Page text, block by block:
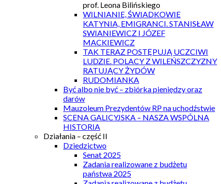
prof. Leona Bilińskiego
WILNIANIE, ŚWIADKOWIE
KATYNIA, EMIGRANCI. STANISŁAW
SWIANIEWICZ I JÓZEF
MACKIEWICZ
TAK TERAZ POSTĘPUJĄ UCZCIWI
LUDZIE. POLACY Z WILEŃSZCZYZNY
RATUJĄCY ŻYDÓW
RUDOMIANKA
Być albo nie być – zbiórka pieniędzy oraz
darów
Mauzoleum Prezydentów RP na uchodźstwie
SCENA GALICYJSKA – NASZA WSPÓLNA
HISTORIA
Działania – część II
Dziedzictwo
Senat 2025
Zadania realizowane z budżetu
państwa 2025